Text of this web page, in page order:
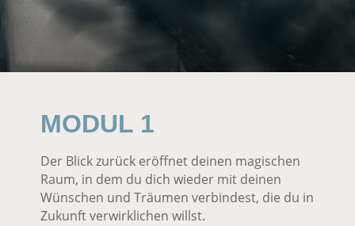
MODUL 1
Der Blick zurück eröffnet deinen magischen
Raum, in dem du dich wieder mit deinen
Wünschen und Träumen verbindest, die du in
Zukunft verwirklichen willst.